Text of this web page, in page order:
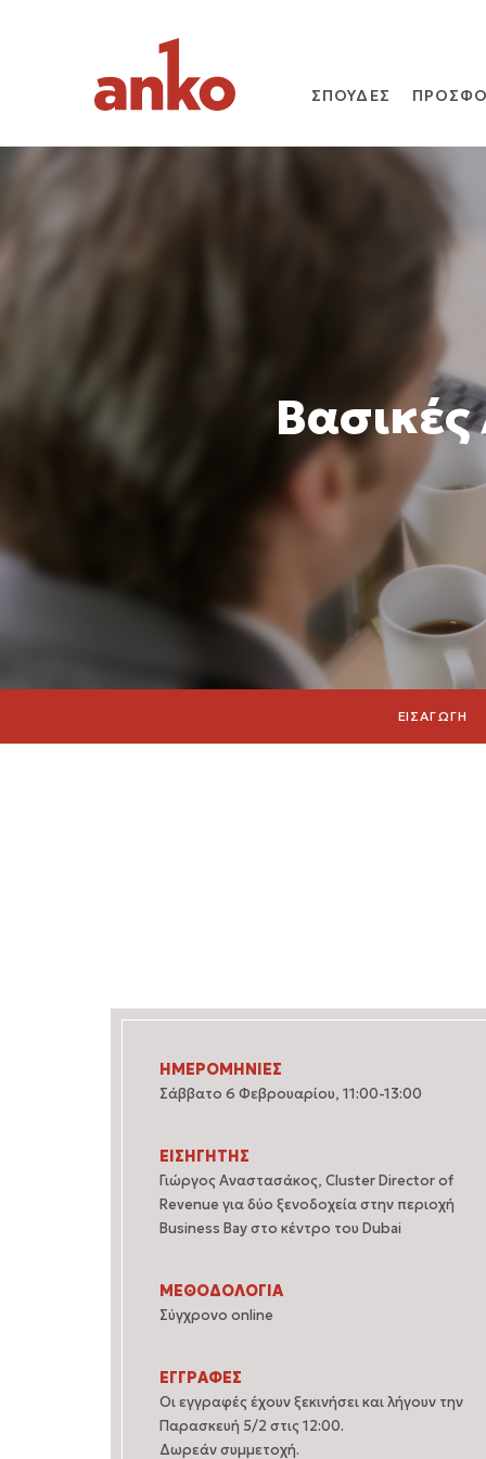
ΣΠΟΥΔΕΣ
ΕΙΣΑΓΩΓΗ
ΗΜΕΡΟΜΗΝΙΕΣ
Σάββατο 6 Φεβρουαρίου, 11:00-13:00
ΕΙΣΗΓΗΤΗΣ
Γιώργος Αναστασάκος, Cluster Director of
Revenue για δύο ξενοδοχεία στην περιοχή
Business Bay στο κέντρο του Dubai
ΜΕΘΟΔΟΛΟΓΙΑ
Σύγχρονο online
ΕΓΓΡΑΦΕΣ
Οι εγγραφές έχουν ξεκινήσει και λήγουν την
Παρασκευή 5/2 στις 12:00.
Δωρεάν συμμετοχή.